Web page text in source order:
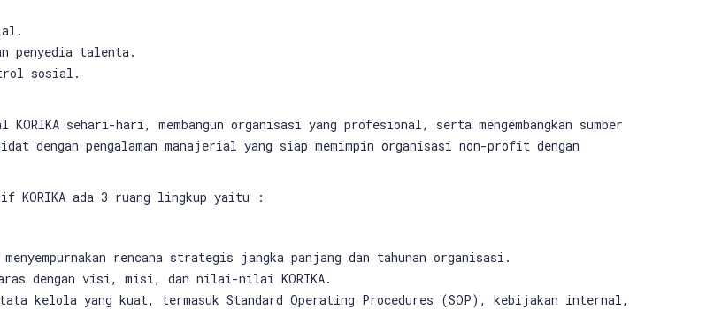
penyedia talenta.
sosial.
sehari-hari, membangun organisasi yang profesional, serta mengembangkan sumber
dengan pengalaman manajerial yang siap memimpin organisasi non-profit dengan
KORIKA ada 3 ruang lingkup yaitu :
menyempurnakan rencana strategis jangka panjang dan tahunan organisasi.
dengan visi, misi, dan nilai-nilai KORIKA.
tata kelola yang kuat, termasuk Standard Operating Procedures (SOP), kebijakan internal,